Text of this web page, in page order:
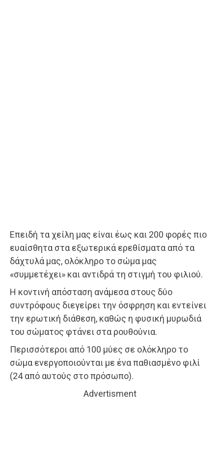
Επειδή τα χείλη μας είναι έως και 200 φορές πιο
ευαίσθητα στα εξωτερικά ερεθίσματα από τα
δάχτυλά μας, ολόκληρο το σώμα μας
«συμμετέχει» και αντιδρά τη στιγμή του φιλιού.
Η κοντινή απόσταση ανάμεσα στους δύο
συντρόφους διεγείρει την όσφρηση και εντείνει
την ερωτική διάθεση, καθώς η φυσική μυρωδιά
του σώματος φτάνει στα ρουθούνια.
Περισσότεροι από 100 μύες σε ολόκληρο το
σώμα ενεργοποιούνται με ένα παθιασμένο φιλί
(24 από αυτούς στο πρόσωπο).
Advertisment